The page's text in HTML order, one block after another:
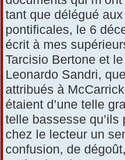
tant que délégué
pontificales, le 6
écrit à mes
Tarcisio Bertone et
Leonardo Sandri,
attribués à
étaient d’une telle
telle bassesse qu’ils
chez le lecteur un
confusion, de